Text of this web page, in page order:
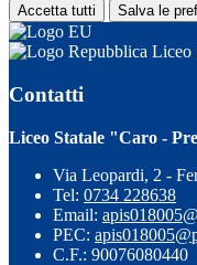
Accetta tutti Salva le
Liceo
Contatti
Liceo Statale "Caro -
Via Leopardi, 2 -
Tel: 0734 228638
Email:
PEC:
C.F.: 90076080440